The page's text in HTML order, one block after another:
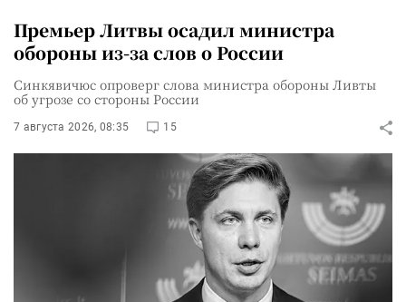
Премьер Литвы осадил министра
обороны из-за слов о России
Синкявичюс опроверг слова министра обороны Ливты
об угрозе со стороны России
7 августа 2026, 08:35 15